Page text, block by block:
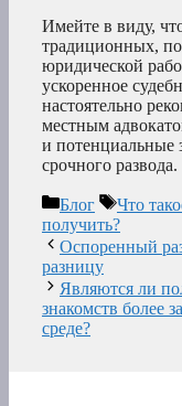
Имейте в виду,
традиционных,
юридической
ускоренное
настоятельно
местным
и потенциальные
срочного развода.
Рубрики
Блог Метки
Что
получить?
Оспоренный
разницу
Являются ли
знакомств более
среде?